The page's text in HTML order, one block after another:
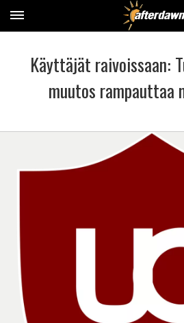
Käyttäjät raivoissaan:
muutos rampauttaa